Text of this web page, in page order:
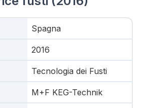
Spagna
2016
Tecnologia dei Fusti
M+F KEG-Technik